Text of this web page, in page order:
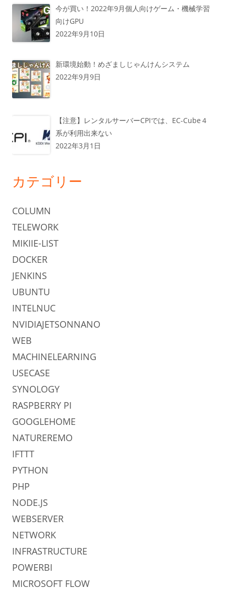
今が買い！2022年9月個人向けゲーム・機械学習
向けGPU
2022年9月10日
新環境始動！めざましじゃんけんシステム
2022年9月9日
【注意】レンタルサーバーCPIでは、EC-Cube４
系が利用出来ない
2022年3月1日
カテゴリー
COLUMN
TELEWORK
MIKIIE-LIST
DOCKER
JENKINS
UBUNTU
INTELNUC
NVIDIAJETSONNANO
WEB
MACHINELEARNING
USECASE
SYNOLOGY
RASPBERRY PI
GOOGLEHOME
NATUREREMO
IFTTT
PYTHON
PHP
NODE.JS
WEBSERVER
NETWORK
INFRASTRUCTURE
POWERBI
MICROSOFT FLOW